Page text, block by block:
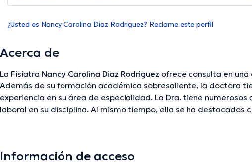
¿Usted es Nancy Carolina Diaz Rodriguez? Reclame este perfil
Acerca de
La Fisiatra Nancy Carolina Diaz Rodriguez ofrece consulta en una
Además de su formación académica sobresaliente, la doctora
experiencia en su área de especialidad. La Dra. tiene numerosos
laboral en su disciplina. Al mismo tiempo, ella se ha destacados
hablado por la especialista.
Información de acceso